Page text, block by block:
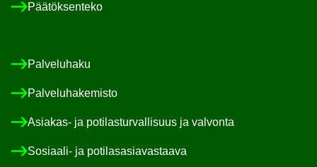
Pää­tök­sen­te­ko
Pal­ve­lu­ha­ku
Pal­ve­lu­ha­ke­mis­to
Asiakas-​ ja po­ti­las­tur­val­li­suus ja val­von­ta
Sosiaali-​ ja po­ti­las­asia­vas­taa­va